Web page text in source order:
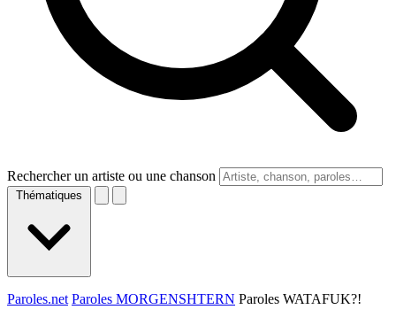
Rechercher un artiste ou une chanson
Thématiques
Paroles.net Paroles MORGENSHTERN Paroles WATAFUK?!